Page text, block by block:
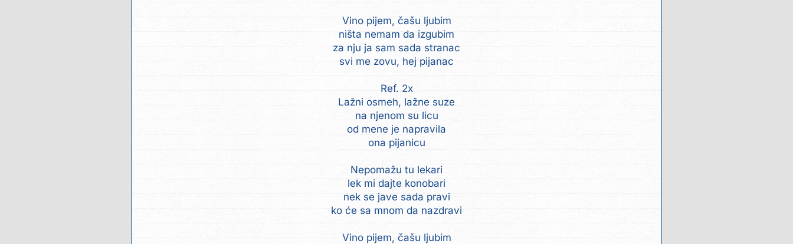
Vino pijem, čašu ljubim
ništa nemam da izgubim
za nju ja sam sada stranac
svi me zovu, hej pijanac
Ref. 2x
Lažni osmeh, lažne suze
na njenom su licu
od mene je napravila
ona pijanicu
Nepomažu tu lekari
lek mi dajte konobari
nek se jave sada pravi
ko će sa mnom da nazdravi
Vino pijem, čašu ljubim